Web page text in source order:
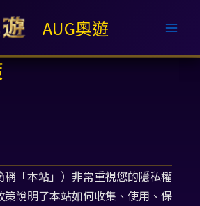
AUG奧遊
稱「本站」）非常重視您的隱私權
策說明了本站如何收集、使用、保